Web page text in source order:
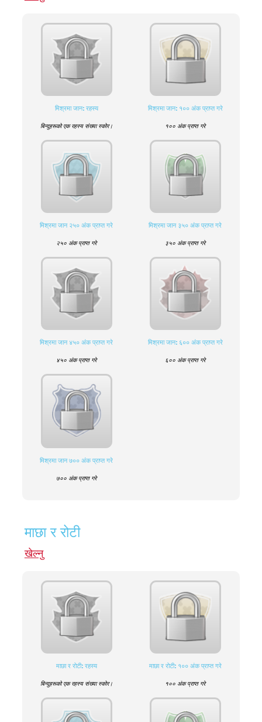
मिश्रमा जान: रहस्य
बिन्दुहरूको एक रहस्य संख्या स्कोर।
मिश्रमा जान: १०० अंक प्राप्त गरे
१०० अंक प्राप्त गरे
मिश्रमा जान २५० अंक प्राप्त गरे
२५० अंक प्राप्त गरे
मिश्रमा जान ३५० अंक प्राप्त गरे
३५० अंक प्राप्त गरे
मिश्रमा जान ४५० अंक प्राप्त गरे
४५० अंक प्राप्त गरे
मिश्रमा जान: ६०० अंक प्राप्त गरे
६०० अंक प्राप्त गरे
मिश्रमा जान ७०० अंक प्राप्त गरे
७०० अंक प्राप्त गरे
माछा र रोटी
खेल्नु
माछा र रोटी: रहस्य
बिन्दुहरूको एक रहस्य संख्या स्कोर।
माछा र रोटी: १०० अंक प्राप्त गरे
१०० अंक प्राप्त गरे